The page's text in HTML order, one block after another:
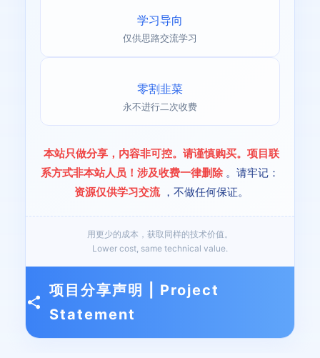
学习导向
仅供思路交流学习
零割韭菜
永不进行二次收费
本站只做分享，内容非可控。请谨慎购买。项目联
系方式非本站人员！涉及收费一律删除 。请牢记：
资源仅供学习交流 ，不做任何保证。
用更少的成本，获取同样的技术价值。
Lower cost, same technical value.
项目分享声明 | Project
Statement